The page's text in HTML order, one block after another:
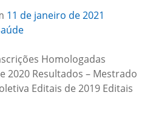
11 de janeiro de 2021
Homologadas
2020 Resultados – Mestrado
Editais de 2019 Editais